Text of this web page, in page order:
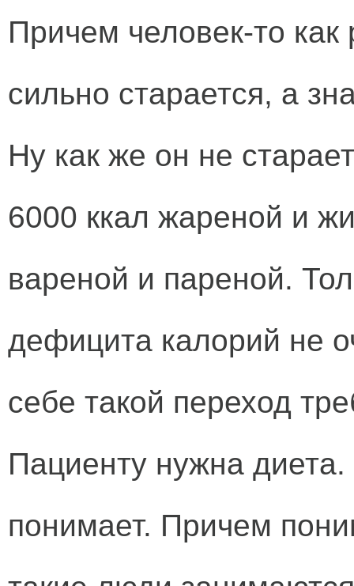
Причем человек-то
сильно старается, а
Ну как же он не
6000 ккал жареной и
вареной и пареной.
дефицита калорий не
себе такой переход
Пациенту нужна
понимает. Причем